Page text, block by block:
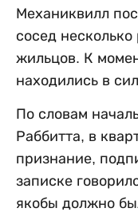
Механиквилл
сосед
жильцов. К
находились в
По словам
Раббитта, в
признание,
записке
якобы должно